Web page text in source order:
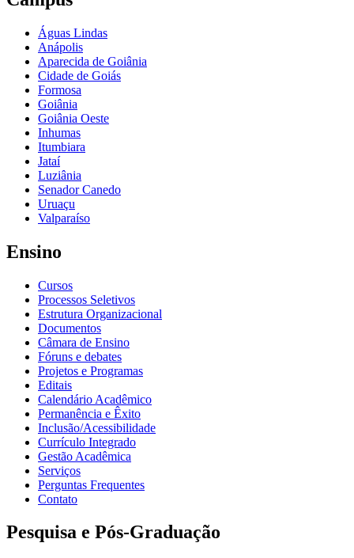
Águas Lindas
Anápolis
Aparecida de Goiânia
Cidade de Goiás
Formosa
Goiânia
Goiânia Oeste
Inhumas
Itumbiara
Jataí
Luziânia
Senador Canedo
Uruaçu
Valparaíso
Ensino
Cursos
Processos Seletivos
Estrutura Organizacional
Documentos
Câmara de Ensino
Fóruns e debates
Projetos e Programas
Editais
Calendário Acadêmico
Permanência e Êxito
Inclusão/Acessibilidade
Currículo Integrado
Gestão Acadêmica
Serviços
Perguntas Frequentes
Contato
Pesquisa e Pós-Graduação